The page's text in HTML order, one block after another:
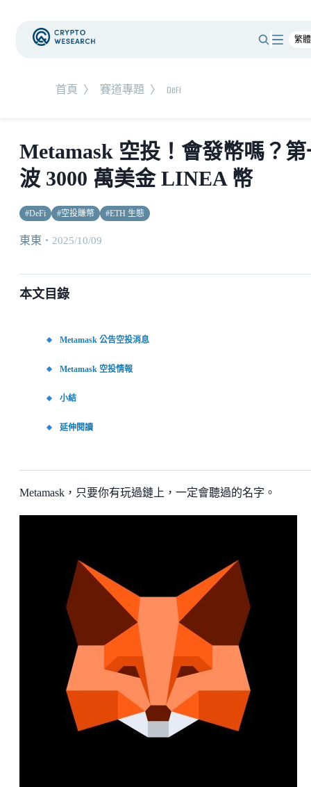
首頁 〉 賽道專題 〉 DeFi
Metamask 空投！會發幣嗎？第
波 3000 萬美金 LINEA 幣
#DeFi #空投賺幣 #ETH 生態
東東 ・ 2025/10/09
本文目錄
Metamask 公告空投消息
Metamask 空投情報
小結
延伸閱讀
Metamask，只要你有玩過鏈上，一定會聽過的名字。